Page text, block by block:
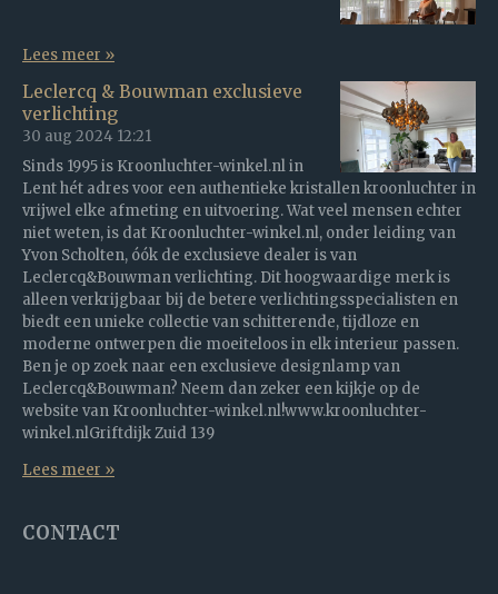
Lees meer »
Leclercq & Bouwman exclusieve
verlichting
30 aug 2024 12:21
Sinds 1995 is Kroonluchter-winkel.nl in
Lent hét adres voor een authentieke kristallen kroonluchter in
vrijwel elke afmeting en uitvoering. Wat veel mensen echter
niet weten, is dat Kroonluchter-winkel.nl, onder leiding van
Yvon Scholten, óók de exclusieve dealer is van
Leclercq&Bouwman verlichting. Dit hoogwaardige merk is
alleen verkrijgbaar bij de betere verlichtingsspecialisten en
biedt een unieke collectie van schitterende, tijdloze en
moderne ontwerpen die moeiteloos in elk interieur passen.
Ben je op zoek naar een exclusieve designlamp van
Leclercq&Bouwman? Neem dan zeker een kijkje op de
website van Kroonluchter-winkel.nl!www.kroonluchter-
winkel.nlGriftdijk Zuid 139
Lees meer »
CONTACT